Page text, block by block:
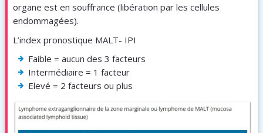
organe est en souffrance (libération par les cellules
endommagées).
L’index pronostique MALT- IPI
Faible = aucun des 3 facteurs
Intermédiaire = 1 facteur
Elevé = 2 facteurs ou plus